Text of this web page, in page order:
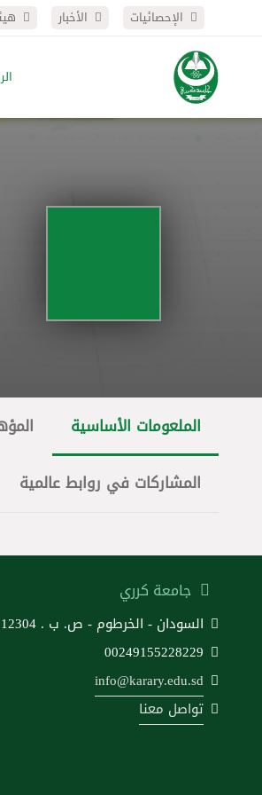
الإحصائيات الأخبار
الملعومات الأساسية
المشاركات في روابط عالمية
جامعة كرري
السودان - الخرطوم - ص. ب . 12304
00249155228229
info@karary.edu.sd
تواصل معنا